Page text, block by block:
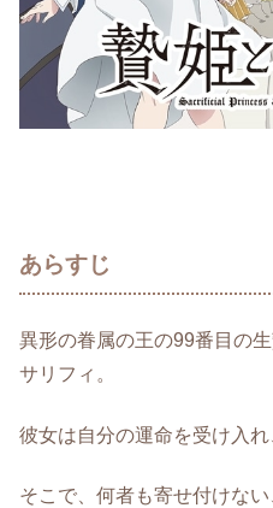
あらすじ
異形の眷属の王の99番目の
サリフィ。
彼女は自分の運命を受け入れ
そこで、何者も寄せ付けな